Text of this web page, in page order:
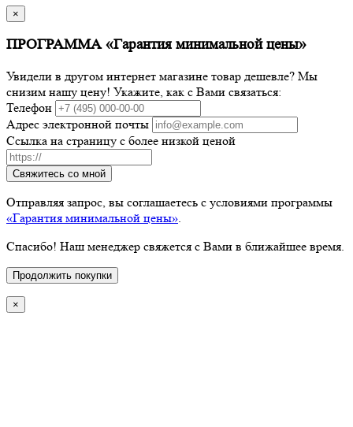
×
ПРОГРАММА «Гарантия минимальной цены»
Увидели в другом интернет магазине товар дешевле? Мы
снизим нашу цену! Укажите, как с Вами связаться:
Телефон
Адрес электронной почты
Ссылка на страницу с более низкой ценой
Свяжитесь со мной
Отправляя запрос, вы соглашаетесь с условиями программы
«Гарантия минимальной цены».
Спасибо! Наш менеджер свяжется с Вами в ближайшее время.
Продолжить покупки
×